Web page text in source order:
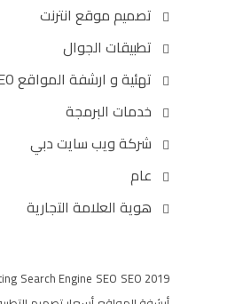
تصميم موقع انترنت
تطبيقات الجوال
تهئية و ارشفة المواقع SEO
خدمات البرمجة
شركة ويب سايت دبي
عام
هوية العلامة التجارية
Search Engine SEO SEO 2019